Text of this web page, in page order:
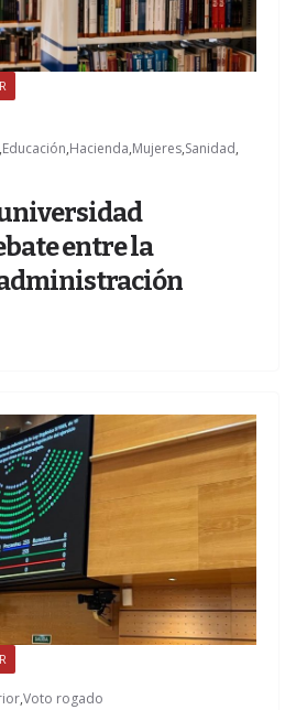
,Educación,Hacienda,Mujeres,Sanidad,
universidad
entre la
,Voto rogado